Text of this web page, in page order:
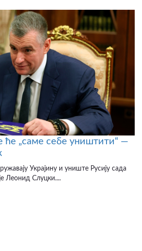
ће „саме себе уништити“ —
Украјину и униште Русију сада
Леонид Слуцки....